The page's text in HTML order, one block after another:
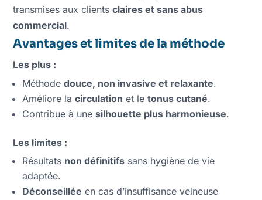
transmises aux clientsclaires et sans abus
commercial.
Avantages et limites de la méthode
Les plus :
Méthodedouce, non invasive et relaxante.
Améliore lacirculation et letonus cutané.
Contribue à unesilhouette plus harmonieuse.
Les limites :
Résultats non définitifs sans hygiène de vie
adaptée.
Déconseillée en cas d’insuffisance veineuse